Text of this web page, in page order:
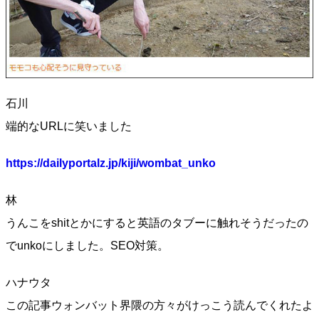
石川
端的なURLに笑いました
https://dailyportalz.jp/kiji/wombat_unko
林
うんこをshitとかにすると英語のタブーに触れそうだったの
でunkoにしました。SEO対策。
ハナウタ
この記事ウォンバット界隈の方々がけっこう読んでくれたよ